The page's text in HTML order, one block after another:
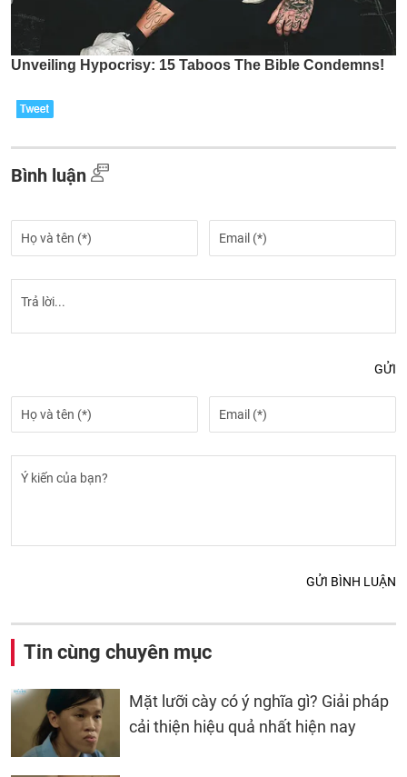
Bình luận
GỬI
GỬI BÌNH LUẬN
Tin cùng chuyên mục
Mặt lưỡi cày có ý nghĩa gì? Giải pháp
cải thiện hiệu quả nhất hiện nay